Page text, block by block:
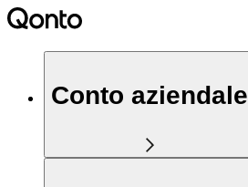
Conto aziendale